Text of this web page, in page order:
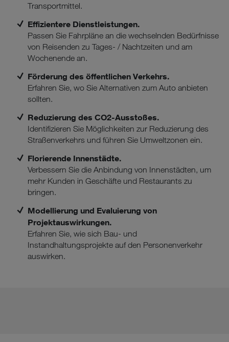
Transportmittel.
Effizientere Dienstleistungen.
Passen Sie Fahrpläne an die wechselnden Bedürfnisse
von Reisenden zu Tages- / Nachtzeiten und am
Wochenende an.
Förderung des öffentlichen Verkehrs.
Erfahren Sie, wo Sie Alternativen zum Auto anbieten
sollten.
Reduzierung des CO2-Ausstoßes.
Identifizieren Sie Möglichkeiten zur Reduzierung des
Straßenverkehrs und führen Sie Umweltzonen ein.
Florierende Innenstädte.
Verbessern Sie die Anbindung von Innenstädten, um
mehr Kunden in Geschäfte und Restaurants zu
bringen.
Modellierung und Evaluierung von
Projektauswirkungen.
Erfahren Sie, wie sich Bau- und
Instandhaltungsprojekte auf den Personenverkehr
auswirken.